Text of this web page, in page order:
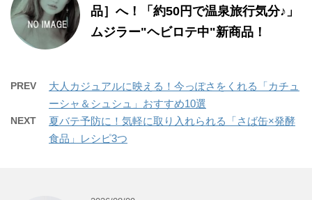
品］へ！「約50円で温泉旅行気分♪」
ムジラー"ヘビロテ中"新商品！
PREV
大人カジュアルに映える！今っぽさをくれる「カチュ
ーシャ＆シュシュ」おすすめ10選
NEXT
夏バテ予防に！気軽に取り入れられる「さば缶×発酵
食品」レシピ3つ